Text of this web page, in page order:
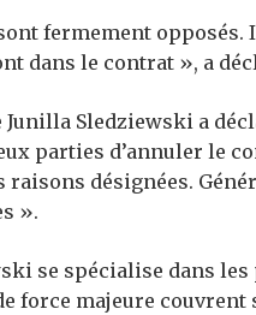
fermement
dans le contrat », a
Junilla Sledziewski a
parties d’annuler le
raisons désignées.
».
se spécialise dans
force majeure